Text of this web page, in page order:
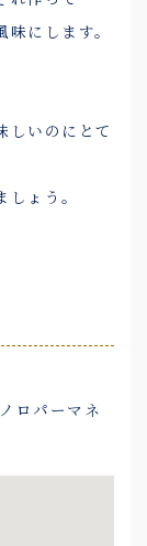
にします。
しいのにとて
ょう。
ロパーマネ